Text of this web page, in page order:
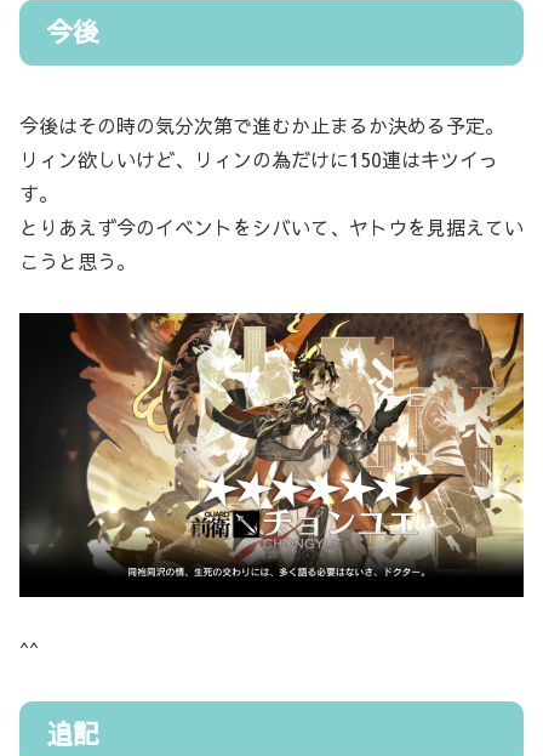
今後
今後はその時の気分次第で進むか止まるか決める予定。
リィン欲しいけど、リィンの為だけに150連はキツイっ
す。
とりあえず今のイベントをシバいて、ヤトウを見据えてい
こうと思う。
^^
追記